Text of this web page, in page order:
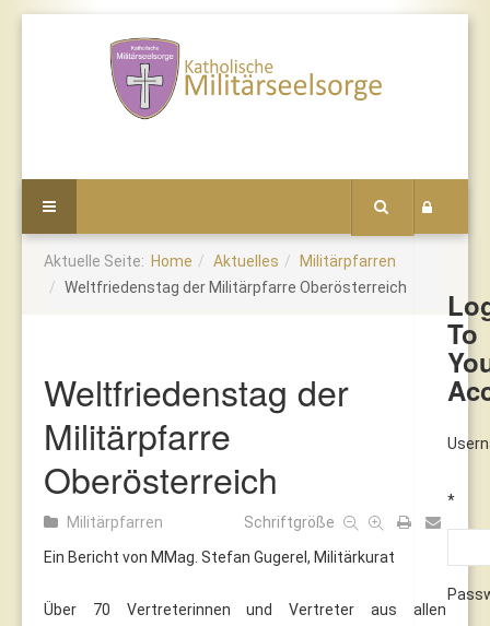
To
*
Aktuelle Seite: Home Aktuelles
Militärpfarren
Weltfriedenstag der Militärpfarre Oberösterreich
Weltfriedenstag der
Militärpfarre
Oberösterreich
Militärpfarren
Schriftgröße
Ein Bericht von MMag. Stefan Gugerel, Militärkurat
Über 70 Vertreterinnen und Vertreter aus allen